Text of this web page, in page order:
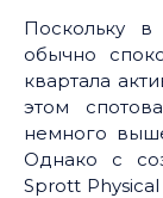
Поскольку
обычно
квартала
этом
немного
Однако с
Sprott